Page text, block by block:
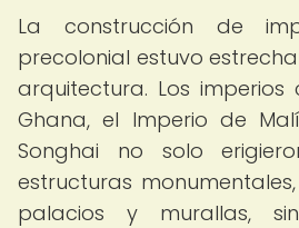
La construcción de
precolonial estuvo
arquitectura. Los imperios
Ghana, el Imperio de
Songhai no solo
estructuras
palacios y murallas,